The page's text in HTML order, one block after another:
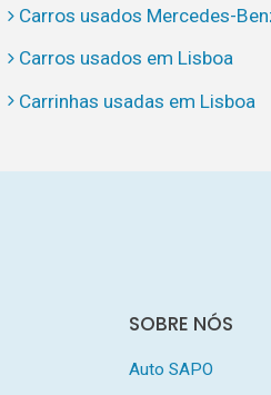
Carros usados Mercedes-
Carros usados em Lisboa
Carrinhas usadas em Lisboa
SOBRE NÓS
Auto SAPO